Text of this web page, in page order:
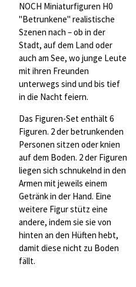
NOCH Miniaturfiguren H0
"Betrunkene" realistische
Szenen nach – ob in der
Stadt, auf dem Land oder
auch am See, wo junge Leute
mit ihren Freunden
unterwegs sind und bis tief
in die Nacht feiern.
Das Figuren-Set enthält 6
Figuren. 2 der betrunkenden
Personen sitzen oder knien
auf dem Boden. 2 der Figuren
liegen sich schnukelnd in den
Armen mit jeweils einem
Getränk in der Hand. Eine
weitere Figur stütz eine
andere, indem sie sie von
hinten an den Hüften hebt,
damit diese nicht zu Boden
fällt.